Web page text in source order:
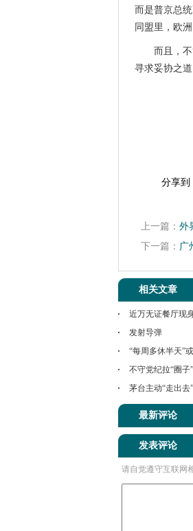
而是普京总
同盟里，欧
而且，
寻求妥协之
分享到
上一篇： 外
下一篇： 广
相关文章
近万无证餐厅现
发射导弹
“每周多休半天”
不守党纪拉“圈子
茅台主动“走出去
最新评论
发表评论
请自觉遵守互联网